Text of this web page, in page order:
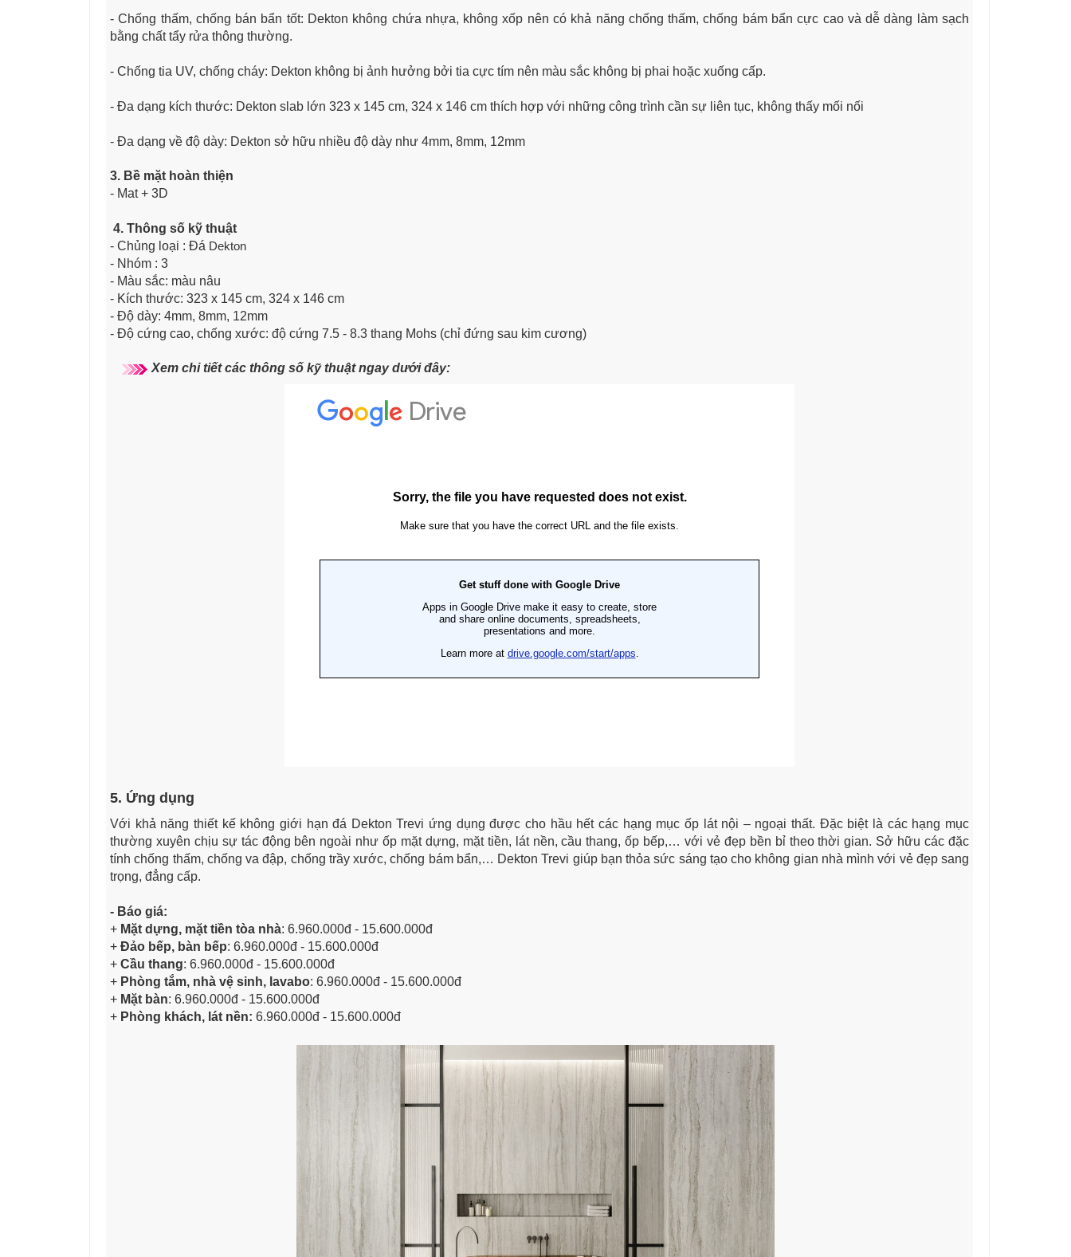
- Chống thấm, chống bán bẩn tốt: Dekton không chứa nhựa, không xốp nên có khả năng chống thấm, chống bám bẩn cực cao và dễ dàng làm sạch
bằng chất tẩy rửa thông thường.
- Chống tia UV, chống cháy: Dekton không bị ảnh hưởng bởi tia cực tím nên màu sắc không bị phai hoặc xuống cấp.
- Đa dạng kích thước: Dekton slab lớn 323 x 145 cm, 324 x 146 cm thích hợp với những công trình cần sự liên tục, không thấy mối nối
- Đa dạng về độ dày: Dekton sở hữu nhiều độ dày như 4mm, 8mm, 12mm
3. Bề mặt hoàn thiện
- Mat + 3D
4. Thông số kỹ thuật
- Chủng loại : Đá Dekton
- Nhóm : 3
- Màu sắc: màu nâu
- Kích thước: 323 x 145 cm, 324 x 146 cm
- Độ dày: 4mm, 8mm, 12mm
- Độ cứng cao, chống xước: độ cứng 7.5 - 8.3 thang Mohs (chỉ đứng sau kim cương)
Xem chi tiết các thông số kỹ thuật ngay dưới đây:
5. Ứng dụng
Với khả năng thiết kế không giới hạn đá Dekton Trevi ứng dụng được cho hầu hết các hạng mục ốp lát nội – ngoại thất. Đặc biệt là các hạng mục
thường xuyên chịu sự tác động bên ngoài như ốp mặt dựng, mặt tiền, lát nền, cầu thang, ốp bếp,… với vẻ đẹp bền bỉ theo thời gian. Sở hữu các đặc
tính chống thấm, chống va đập, chống trầy xước, chống bám bẩn,… Dekton Trevi giúp bạn thỏa sức sáng tạo cho không gian nhà mình với vẻ đẹp sang
trọng, đẳng cấp.
- Báo giá:
+ Mặt dựng, mặt tiền tòa nhà: 6.960.000đ - 15.600.000đ
+ Đảo bếp, bàn bếp: 6.960.000đ - 15.600.000đ
+ Cầu thang: 6.960.000đ - 15.600.000đ
+ Phòng tắm, nhà vệ sinh, lavabo: 6.960.000đ - 15.600.000đ
+ Mặt bàn: 6.960.000đ - 15.600.000đ
+ Phòng khách, lát nền: 6.960.000đ - 15.600.000đ